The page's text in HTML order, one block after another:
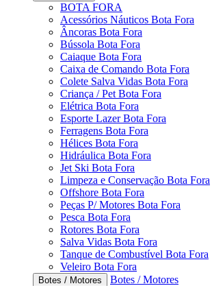
BOTA FORA
Acessórios Náuticos Bota Fora
Âncoras Bota Fora
Bússola Bota Fora
Caiaque Bota Fora
Caixa de Comando Bota Fora
Colete Salva Vidas Bota Fora
Criança / Pet Bota Fora
Elétrica Bota Fora
Esporte Lazer Bota Fora
Ferragens Bota Fora
Hélices Bota Fora
Hidráulica Bota Fora
Jet Ski Bota Fora
Limpeza e Conservação Bota Fora
Offshore Bota Fora
Peças P/ Motores Bota Fora
Pesca Bota Fora
Rotores Bota Fora
Salva Vidas Bota Fora
Tanque de Combustível Bota Fora
Veleiro Bota Fora
Botes / Motores
Botes / Motores